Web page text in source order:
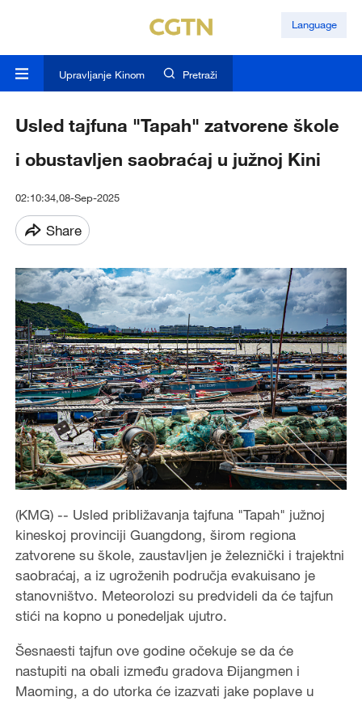
Language
Upravljanje Kinom Pretraži
Usled tajfuna "Tapah" zatvorene škole
i obustavljen saobraćaj u južnoj Kini
02:10:34,08-Sep-2025
Share
(KMG) -- Usled približavanja tajfuna "Tapah" južnoj
kineskoj provinciji Guangdong, širom regiona
zatvorene su škole, zaustavljen je železnički i trajektni
saobraćaj, a iz ugroženih područja evakuisano je
stanovništvo. Meteorolozi su predvideli da će tajfun
stići na kopno u ponedeljak ujutro.
Šesnaesti tajfun ove godine očekuje se da će
nastupiti na obali između gradova Đijangmen i
Maoming, a do utorka će izazvati jake poplave u